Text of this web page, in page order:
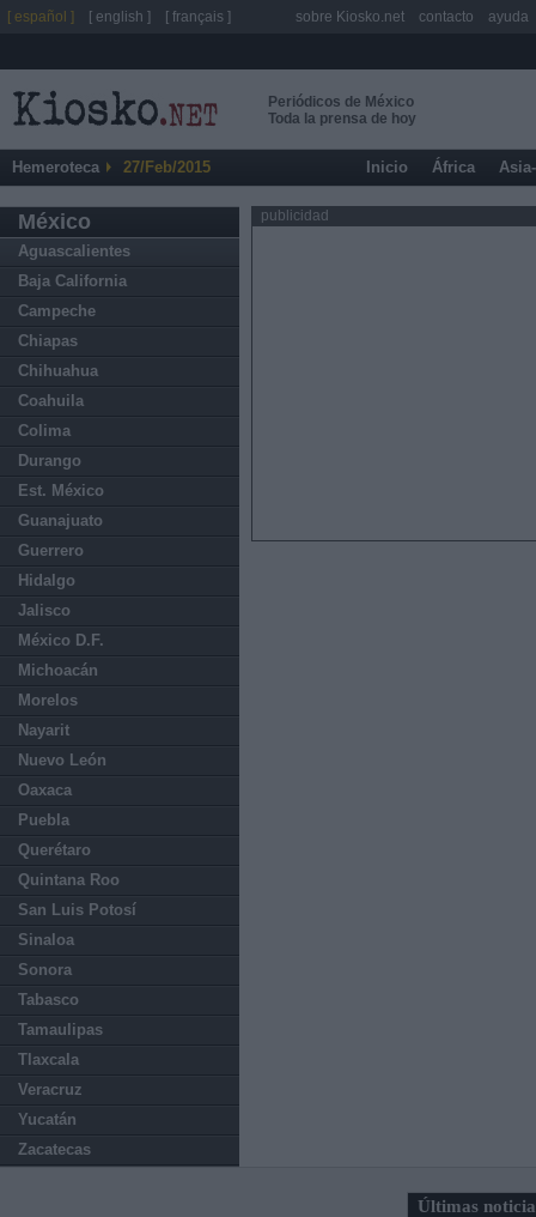
Periódicos de México
Toda la prensa de hoy
Hemeroteca 27/Feb/2015 Inicio África
México
Aguascalientes
Baja California
Campeche
Chiapas
Chihuahua
Coahuila
Colima
Durango
Est. México
Guanajuato
Guerrero
Hidalgo
Jalisco
México D.F.
Michoacán
Morelos
Nayarit
Nuevo León
Oaxaca
Puebla
Querétaro
Quintana Roo
San Luis Potosí
Sinaloa
Sonora
Tabasco
Tamaulipas
Tlaxcala
Veracruz
Yucatán
Zacatecas
publicidad
Últimas
[ español ] [ english ] [ français ] sobre Kiosko.net contacto ayuda